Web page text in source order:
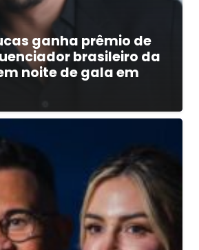
ganha prêmio de
brasileiro da
noite de gala em